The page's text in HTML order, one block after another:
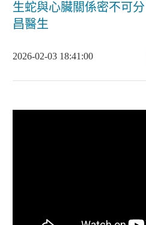
生蛇與心臟關係密不可
昌醫生
2026-02-03 18:41:00